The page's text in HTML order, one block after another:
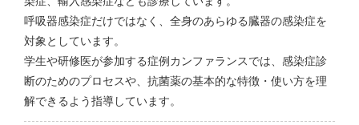
呼吸器感染症だけではなく、全身のあらゆる臓器の感染症を
対象としています。
学生や研修医が参加する症例カンファランスでは、感染症診
断のためのプロセスや、抗菌薬の基本的な特徴・使い方を理
解できるよう指導しています。